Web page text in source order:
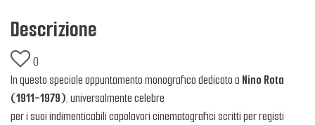
Descrizione
0
In questo speciale appuntamento monografico dedicato a Nino Rota
(1911-1979), universalmente celebre
per i suoi indimenticabili capolavori cinematografici scritti per registi